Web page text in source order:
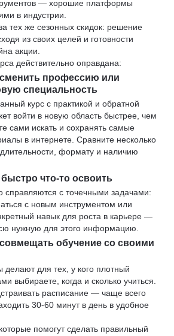
— хорошие платформы
в индустрии.
тех же сезонных скидок: решение
из своих целей и готовности
акции.
действительно оправдана:
профессию или
специальность
курс с практикой и обратной
войти в новую область быстрее, чем
сами искать и сохранять самые
в интернете. Сравните несколько
формату и наличию
что-то освоить
справляются с точечными задачами:
с новым инструментом или
навык для роста в карьере —
нужную для этого информацию.
обучение со своими
делают для тех, у кого плотный
выбираете, когда и сколько учиться.
расписание — чаще всего
30-60 минут в день в удобное
помогут сделать правильный